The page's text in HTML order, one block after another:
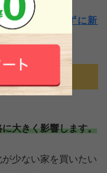
ローンを残さずに新
大きく影響します。
少ない家を買いたい